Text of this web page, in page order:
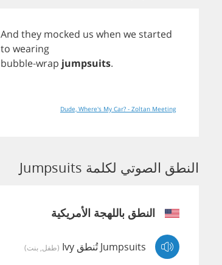
And they mocked us when we started
to wearing
bubble-wrap jumpsuits.
Dude, Where's My Car? - Zoltan Meeting
النطق الصوتي لكلمة Jumpsuits
النطق باللهجة الأمريكية
Jumpsuits تُنطق Ivy (طفل, بنت)